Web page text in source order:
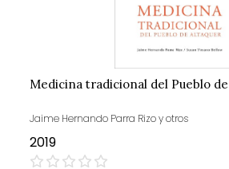
Medicina tradicional del Pueblo
Jaime Hernando Parra Rizo y otros
2019